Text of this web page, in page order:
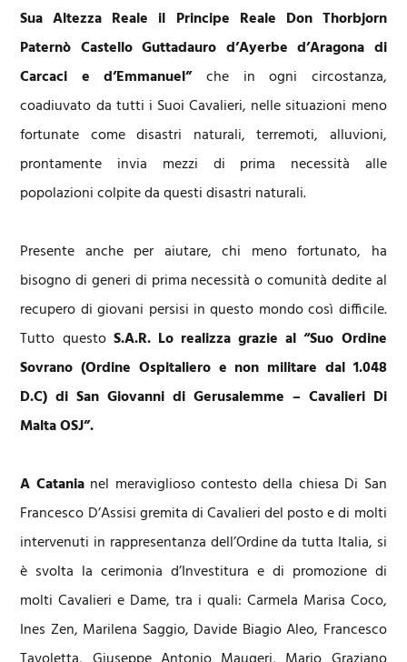
Sua Altezza Reale il Principe Reale Don Thorbjorn
Paternò Castello Guttadauro d’Ayerbe d’Aragona di
Carcaci e d’Emmanuel” che in ogni circostanza,
coadiuvato da tutti i Suoi Cavalieri, nelle situazioni meno
fortunate come disastri naturali, terremoti, alluvioni,
prontamente invia mezzi di prima necessità alle
popolazioni colpite da questi disastri naturali.
Presente anche per aiutare, chi meno fortunato, ha
bisogno di generi di prima necessità o comunità dedite al
recupero di giovani persisi in questo mondo così difficile.
Tutto questoS.A.R. Lo realizza grazie al “Suo Ordine
Sovrano (Ordine Ospitaliero e non militare dal 1.048
D.C) di San Giovanni di Gerusalemme – Cavalieri Di
Malta OSJ”.
A Catanianel meraviglioso contesto della chiesa Di San
Francesco D’Assisi gremita di Cavalieri del posto e di molti
intervenuti in rappresentanza dell’Ordine da tutta Italia, si
è svolta la cerimonia d’Investitura e di promozione di
molti Cavalieri e Dame, tra i quali: Carmela Marisa Coco,
Ines Zen, Marilena Saggio, Davide Biagio Aleo, Francesco